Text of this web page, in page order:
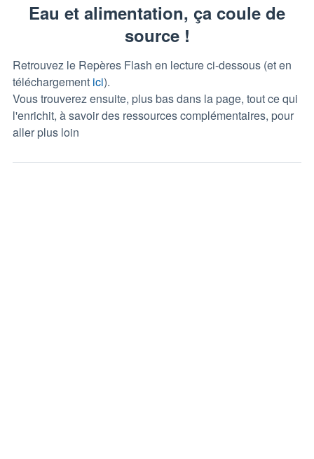
Eau et alimentation, ça coule de
source !
Retrouvez le Repères Flash en lecture ci-dessous (et en
téléchargement ici).
Vous trouverez ensuite, plus bas dans la page, tout ce qui
l'enrichit, à savoir des ressources complémentaires, pour
aller plus loin